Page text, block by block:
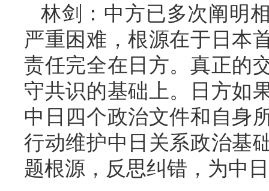
林剑：中方已多次阐明
严重困难，根源在于日本
责任完全在日方。真正的
守共识的基础上。日方如
中日四个政治文件和自身
行动维护中日关系政治基
题根源，反思纠错，为中